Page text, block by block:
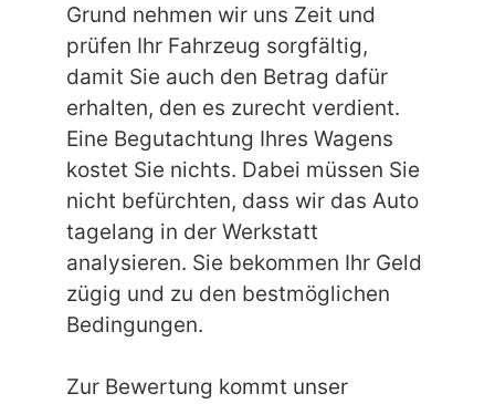
Grund nehmen wir uns Zeit und
prüfen Ihr Fahrzeug sorgfältig,
damit Sie auch den Betrag dafür
erhalten, den es zurecht verdient.
Eine Begutachtung Ihres Wagens
kostet Sie nichts. Dabei müssen Sie
nicht befürchten, dass wir das Auto
tagelang in der Werkstatt
analysieren. Sie bekommen Ihr Geld
zügig und zu den bestmöglichen
Bedingungen.
Zur Bewertung kommt unser